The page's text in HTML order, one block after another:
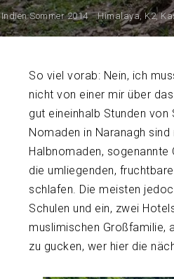
Indien Sommer 2014 Himalaya, K2,
So viel vorab: Nein, ich
nicht von einer mir über
gut eineinhalb Stunden
Nomaden in Naranagh
Halbnomaden, sogenannte
die umliegenden,
schlafen. Die meisten
Schulen und ein, zwei
muslimischen Großfamilie,
zu gucken, wer hier die